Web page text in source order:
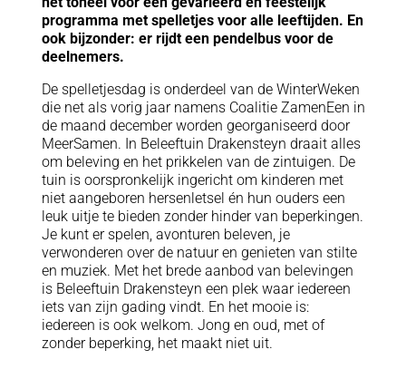
programma met spelletjes voor alle leeftijden. En
ook bijzonder: er rijdt een pendelbus voor de
deelnemers.
De spelletjesdag is onderdeel van de WinterWeken
die net als vorig jaar namens Coalitie ZamenEen in
de maand december worden georganiseerd door
MeerSamen. In Beleeftuin Drakensteyn draait alles
om beleving en het prikkelen van de zintuigen. De
tuin is oorspronkelijk ingericht om kinderen met
niet aangeboren hersenletsel én hun ouders een
leuk uitje te bieden zonder hinder van beperkingen.
Je kunt er spelen, avonturen beleven, je
verwonderen over de natuur en genieten van stilte
en muziek. Met het brede aanbod van belevingen
is Beleeftuin Drakensteyn een plek waar iedereen
iets van zijn gading vindt. En het mooie is:
iedereen is ook welkom. Jong en oud, met of
zonder beperking, het maakt niet uit.